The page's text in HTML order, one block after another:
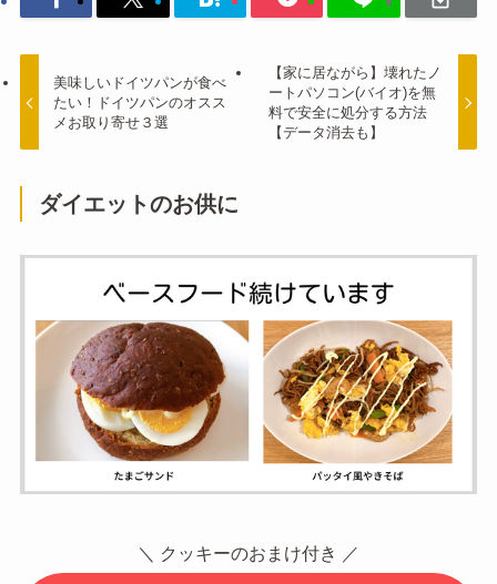
美味しいドイツパンが食べ
たい！ドイツパンのオスス
メお取り寄せ３選
【家に居ながら】壊れたノ
ートパソコン(バイオ)を無
料で安全に処分する方法
【データ消去も】
ダイエットのお供に
＼ クッキーのおまけ付き ／